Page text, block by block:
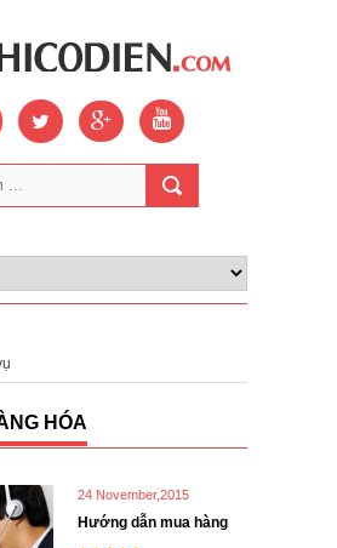
HÓA
24 November,2015
Hướng dẫn mua hàng